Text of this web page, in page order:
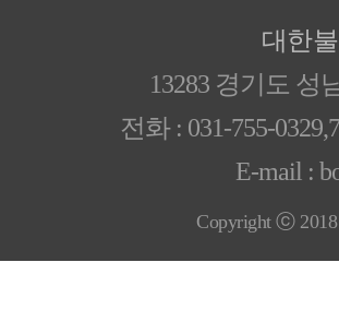
대한
13283 경기도 성
전화 : 031-755-
E-mail :
Copyright ⓒ 2018